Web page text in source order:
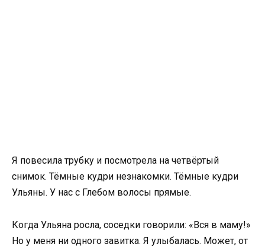
Я повесила трубку и посмотрела на четвёртый
снимок. Тёмные кудри незнакомки. Тёмные кудри
Ульяны. У нас с Глебом волосы прямые.
Когда Ульяна росла, соседки говорили: «Вся в маму!»
Но у меня ни одного завитка. Я улыбалась. Может, от